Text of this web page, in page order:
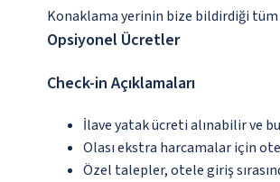
Konaklama yerinin bize bildirdiği
Opsiyonel Ücretler
Check-in Açıklamaları
İlave yatak ücreti alınabilir ve
Olası ekstra harcamalar için
Özel talepler, otele giriş